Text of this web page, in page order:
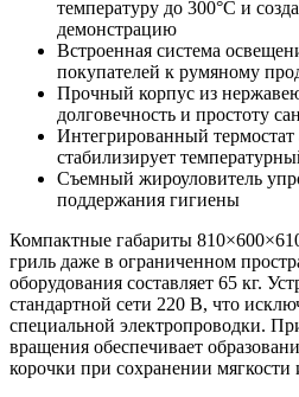
температуру до 300°С и
демонстрацию
Встроенная система
покупателей к румяному
Прочный корпус из
долговечность и простоту
Интегрированный термостат
стабилизирует
Съемный жироуловитель
поддержания гигиены
Компактные габариты
гриль даже в ограниченном
оборудования составляет 65 кг.
стандартной сети 220 В, что
специальной электропроводки.
вращения обеспечивает
корочки при сохранении мягкости